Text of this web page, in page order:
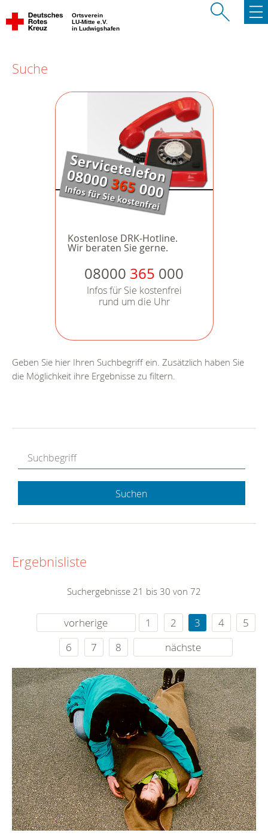
Ortsverein
LU-Mitte e.V.
in Ludwigshafen
Suche
Kostenlose DRK-Hotline.
Wir beraten Sie gerne.
08000 365 000
Infos für Sie kostenfrei
rund um die Uhr
Geben Sie hier Ihren Suchbegriff ein. Zusätzlich haben Sie
die Möglichkeit ihre Ergebnisse zu filtern.
Suchen
Ergebnisliste
Suchergebnisse 21 bis 30 von 72
vorherige 1 2 3 4
5
6
7 8 nächste